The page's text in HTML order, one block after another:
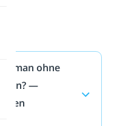
man ohne
—